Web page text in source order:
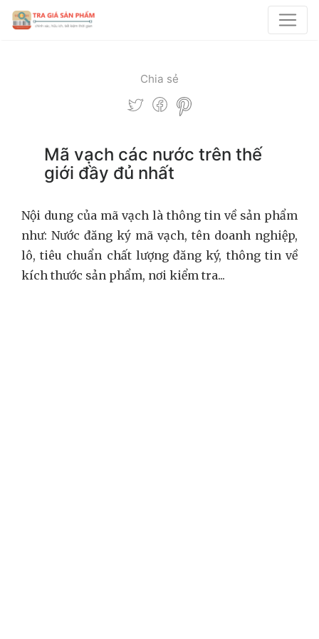
Chia sẻ
Mã vạch các nước trên thế
giới đầy đủ nhất
Nội dung của mã vạch là thông tin về sản phẩm
như: Nước đăng ký mã vạch, tên doanh nghiệp,
lô, tiêu chuẩn chất lượng đăng ký, thông tin về
kích thước sản phẩm, nơi kiểm tra...